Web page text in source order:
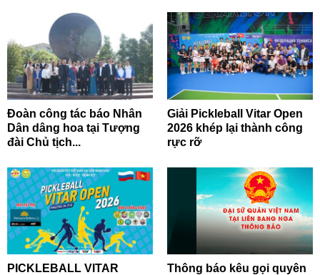
Đoàn công tác báo Nhân
Dân dâng hoa tại Tượng
đài Chủ tịch...
Giải Pickleball Vitar Open
2026 khép lại thành công
rực rỡ
PICKLEBALL VITAR
Thông báo kêu gọi quyên